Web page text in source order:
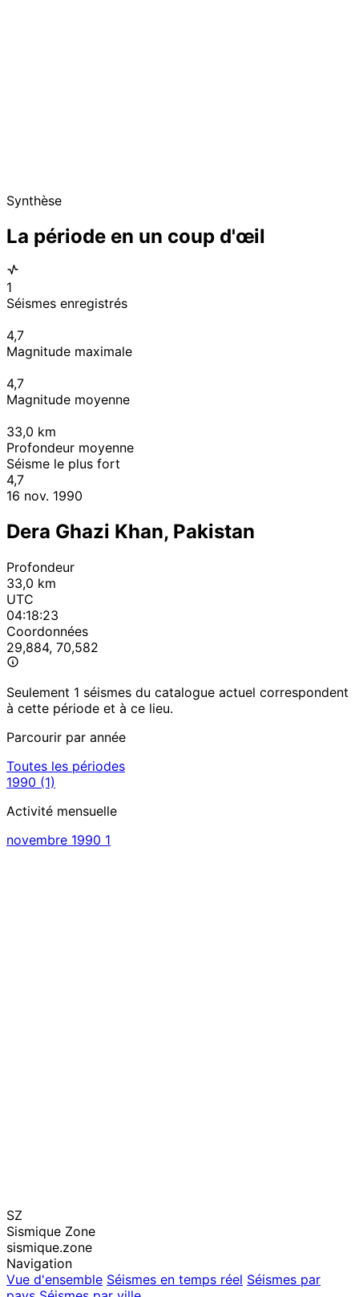
Synthèse
La période en un coup d'œil
1
Séismes enregistrés
4,7
Magnitude maximale
4,7
Magnitude moyenne
33,0 km
Profondeur moyenne
Séisme le plus fort
4,7
16 nov. 1990
Dera Ghazi Khan, Pakistan
Profondeur
33,0 km
UTC
04:18:23
Coordonnées
29,884, 70,582
Seulement 1 séismes du catalogue actuel correspondent
à cette période et à ce lieu.
Parcourir par année
Toutes les périodes
1990 (1)
Activité mensuelle
novembre 1990 1
SZ
Sismique Zone
sismique.zone
Navigation
Vue d'ensemble Séismes en temps réel Séismes par